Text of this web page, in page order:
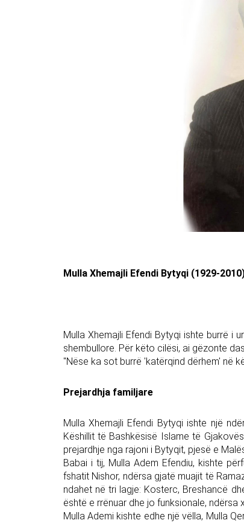
Mulla Xhemajli Efendi Bytyqi (1929-
Mulla Xhemajli Efendi Bytyqi ishte burrë i
shembullore. Për këto cilësi, ai gëzonte
"Nëse ka sot burrë 'katërqind dërhem' në
Prejardhja familjare
Mulla Xhemajli Efendi Bytyqi ishte një
Këshillit të Bashkësisë Islame të
prejardhje nga rajoni i Bytyqit, pjesë e
Babai i tij, Mulla Adem Efendiu, kishte
fshatit Nishor, ndërsa gjatë muajit të
ndahet në tri lagje: Kosterc, Breshancë
është e rrënuar dhe jo funksionale, ndërsa
Mulla Ademi kishte edhe një vëlla, Mulla